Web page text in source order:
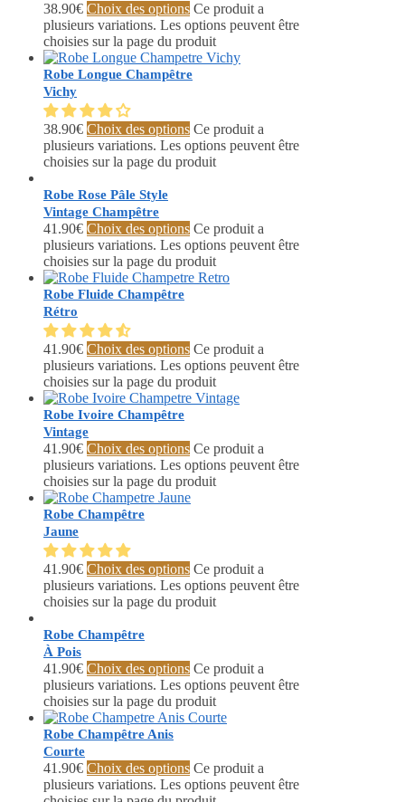
38.90€ Choix des options Ce produit a
plusieurs variations. Les options peuvent être
choisies sur la page du produit
Robe Longue Champêtre
Vichy
38.90€ Choix des options Ce produit a
plusieurs variations. Les options peuvent être
choisies sur la page du produit
Robe Rose Pâle Style
Vintage Champêtre
41.90€ Choix des options Ce produit a
plusieurs variations. Les options peuvent être
choisies sur la page du produit
Robe Fluide Champêtre
Rétro
41.90€ Choix des options Ce produit a
plusieurs variations. Les options peuvent être
choisies sur la page du produit
Robe Ivoire Champêtre
Vintage
41.90€ Choix des options Ce produit a
plusieurs variations. Les options peuvent être
choisies sur la page du produit
Robe Champêtre
Jaune
41.90€ Choix des options Ce produit a
plusieurs variations. Les options peuvent être
choisies sur la page du produit
Robe Champêtre
À Pois
41.90€ Choix des options Ce produit a
plusieurs variations. Les options peuvent être
choisies sur la page du produit
Robe Champêtre Anis
Courte
41.90€ Choix des options Ce produit a
plusieurs variations. Les options peuvent être